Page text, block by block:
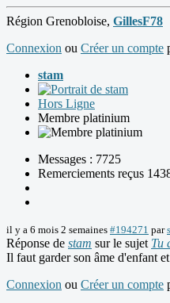
Région Grenobloise, GillesF78
Connexion ou Créer un compte
stam
Hors Ligne
Membre platinium
Messages : 7725
Remerciements reçus
il y a 6 mois 2 semaines #194271 par
Réponse de stam sur le sujet Tu
Il faut garder son âme d'enfant
Connexion ou Créer un compte